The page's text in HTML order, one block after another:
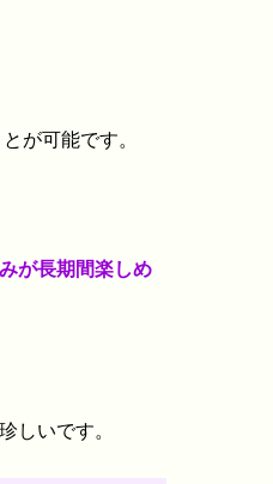
が可能です。
が長期間楽しめ
しいです。